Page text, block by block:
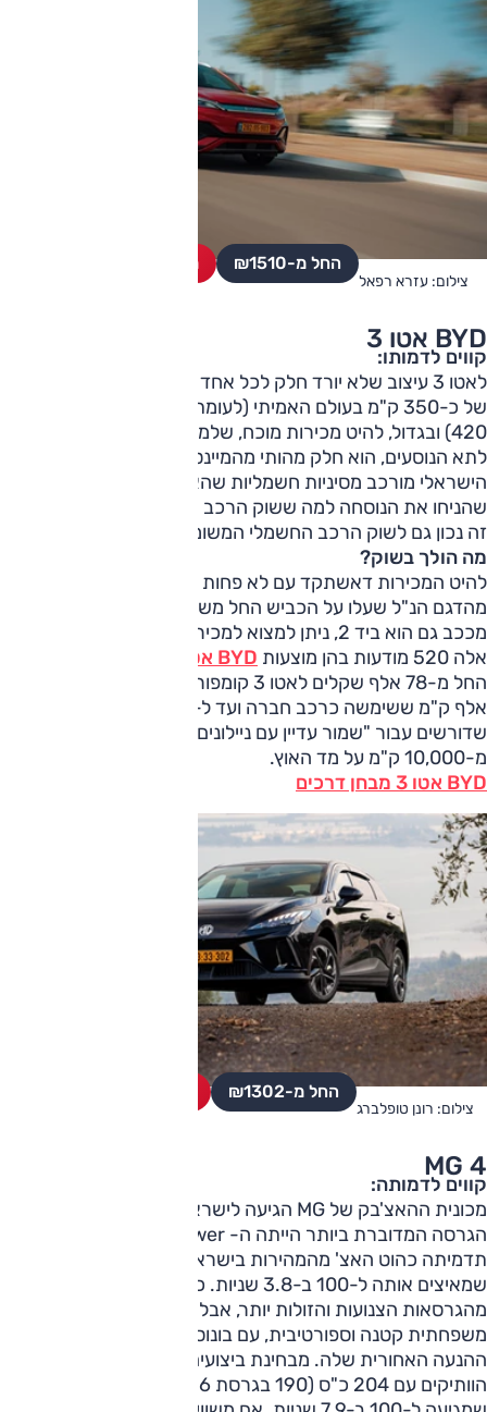
צילום: עזרא רפאל
החל מ-₪1510 מחפשים רכב יד שניה?
BYD אטו 3
קווים לדמותו:
לאטו 3 עיצוב שלא יורד חלק לכל אחד בגרון, טווח נסיעה סביר
של כ-350 ק"מ בעולם האמיתי (לעומת נתון יצרן שמדבר על
420) ובגדול, להיט מכירות מוכח, שלמרות עיצוב קצת אוונגרדי
לתא הנוסעים, הוא חלק מהותי מהמיינסטרים. שוק הרכב
שהניחו את הנוסחה למה ששוק הרכב החשמלי בישראל רוצה.
זה נכון גם לשוק הרכב החשמלי המשומש.
מה הולך בשוק?
להיט המכירות דאשתקד עם לא פחות מכ-
מככב גם הוא ביד 2, ניתן למצוא למכירה נכון לכתיבת שורות
אלה 520 מודעות בהן מוצעות
BYD אטו 3
מ-10,000 ק"מ על מד האוץ.
BYD אטו 3 מבחן דרכים
צילום: רונן טופלברג
החל מ-₪1302
4 MG
קווים לדמותה:
מכונית ההאצ'בק של MG הגיעה לישראל במספר גרסאות.
שמאיצים אותה ל-100 ב-3.8 שניות. כמובן שבשוק נמכרו יותר
מהגרסאות הצנועות והזולות יותר, אבל עדיין, יש כאן מכונית
משפחתית קטנה וספורטיבית, עם בונוס של הנאה מנהיגה בשל
ההנעה האחורית שלה. מבחינת ביצועים, גם בדגמי הבסיס